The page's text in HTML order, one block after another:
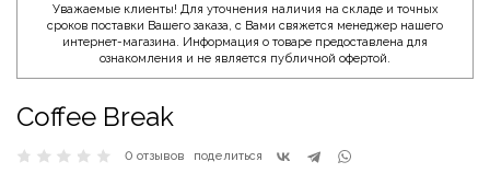
Уважаемые клиенты! Для уточнения наличия на складе и точных
сроков поставки Вашего заказа, с Вами свяжется менеджер нашего
интернет-магазина. Информация о товаре предоставлена для
ознакомления и не является публичной офертой.
Coffee Break
0 отзывов поделиться